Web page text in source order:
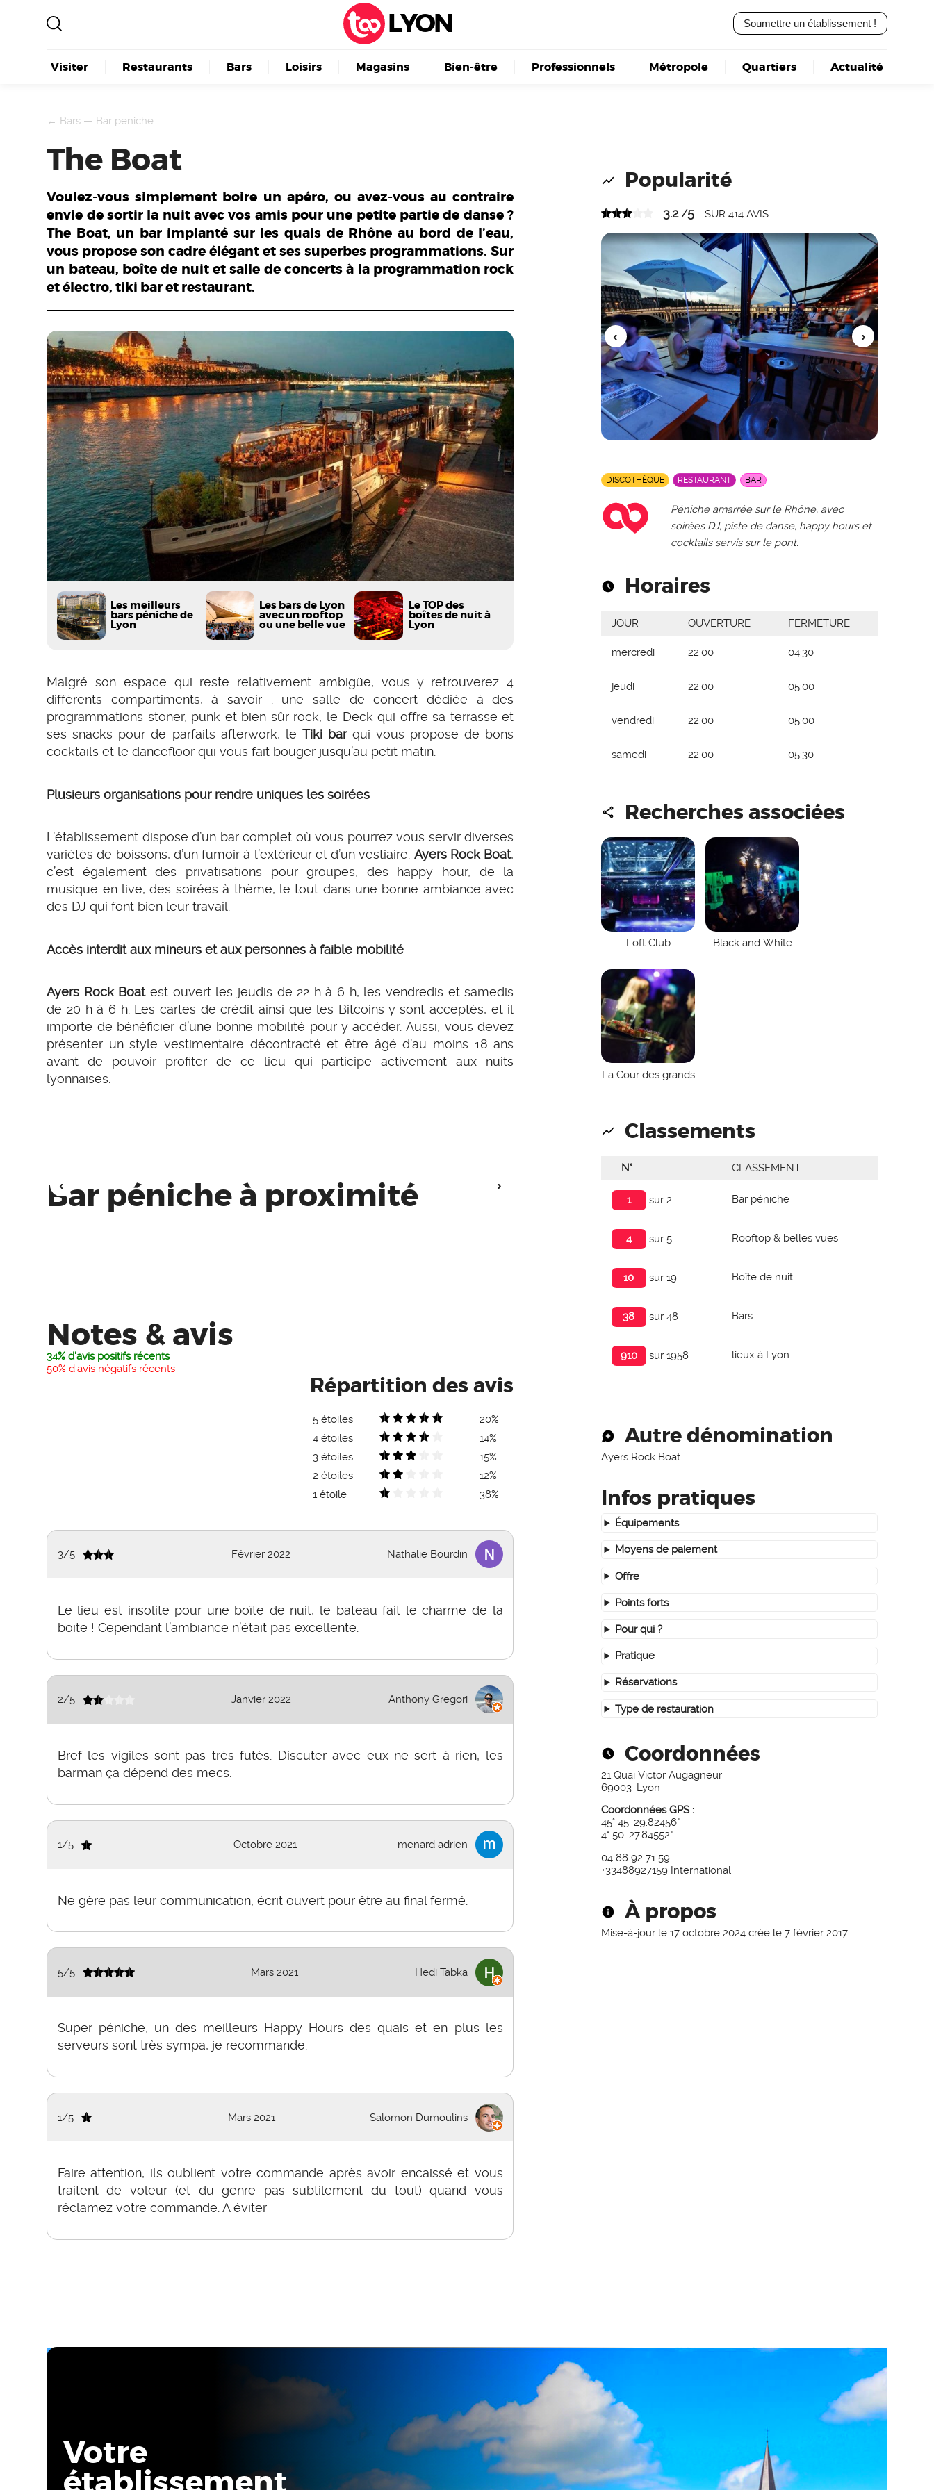
LYON Soumettre un établissement !
Visiter Restaurants Bars Loisirs Magasins Bien-être Professionnels Métropole Quartiers Actualité
← Bars — Bar péniche
The Boat
Voulez-vous simplement boire un apéro, ou avez-vous au contraire
envie de sortir la nuit avec vos amis pour une petite partie de danse ?
The Boat, un bar implanté sur les quais de Rhône au bord de l’eau,
vous propose son cadre élégant et ses superbes programmations. Sur
un bateau, boîte de nuit et salle de concerts à la programmation rock
et électro, tiki bar et restaurant.
Les meilleurs
bars péniche de
Lyon
Les bars de Lyon
avec un rooftop
ou une belle vue
Le TOP des
boîtes de nuit à
Lyon
Malgré son espace qui reste relativement ambigüe, vous y retrouverez 4
différents compartiments, à savoir : une salle de concert dédiée à des
programmations stoner, punk et bien sûr rock, le Deck qui offre sa terrasse et
ses snacks pour de parfaits afterwork, le Tiki barqui vous propose de bons
cocktails et le dancefloor qui vous fait bouger jusqu’au petit matin.
Plusieurs organisations pour rendre uniques les soirées
L’établissement dispose d’un bar complet où vous pourrez vous servir diverses
variétés de boissons, d’un fumoir à l’extérieur et d’un vestiaire. Ayers Rock Boat,
c’est également des privatisations pour groupes, des happy hour, de la
musique en live, des soirées à thème, le tout dans une bonne ambiance avec
des DJ qui font bien leur travail.
Accès interdit aux mineurs et aux personnes à faible mobilité
Ayers Rock Boatest ouvert les jeudis de 22 h à 6 h, les vendredis et samedis
de 20 h à 6 h. Les cartes de crédit ainsi que les Bitcoins y sont acceptés, et il
importe de bénéficier d’une bonne mobilité pour y accéder. Aussi, vous devez
présenter un style vestimentaire décontracté et être âgé d’au moins 18 ans
avant de pouvoir profiter de ce lieu qui participe activement aux nuits
lyonnaises.
Bar péniche à proximité
Notes & avis
34% d'avis positifs récents
50% d'avis négatifs récents
Répartition des avis
5 étoiles
20%
4 étoiles
14%
3 étoiles
15%
2 étoiles
12%
1 étoile
38%
3/5 Février 2022 Nathalie Bourdin
Le lieu est insolite pour une boîte de nuit, le bateau fait le charme de la
boite ! Cependant l’ambiance n’était pas excellente.
2/5 Janvier 2022 Anthony Gregori
Bref les vigiles sont pas très futés. Discuter avec eux ne sert à rien, les
barman ça dépend des mecs.
1/5 Octobre 2021 menard adrien
Ne gère pas leur communication, écrit ouvert pour être au final fermé.
5/5 Mars 2021 Hedi Tabka
Super péniche, un des meilleurs Happy Hours des quais et en plus les
serveurs sont très sympa, je recommande.
1/5 Mars 2021 Salomon Dumoulins
Faire attention, ils oublient votre commande après avoir encaissé et vous
traitent de voleur (et du genre pas subtilement du tout) quand vous
réclamez votre commande. A éviter
Popularité
3.2/5 SUR414 AVIS
DISCOTHÈQUE RESTAURANT BAR
Péniche amarrée sur le Rhône, avec
soirées DJ, piste de danse, happy hours et
cocktails servis sur le pont.
Horaires
JOUR OUVERTURE FERMETURE
mercredi 22:00 04:30
jeudi 22:00 05:00
vendredi 22:00 05:00
samedi 22:00 05:30
Recherches associées
Loft Club Black and White
La Cour des grands
Classements
N° CLASSEMENT
1 sur 2 Bar péniche
4 sur 5 Rooftop & belles vues
10 sur 19 Boîte de nuit
38 sur 48 Bars
910 sur 1958 lieux à Lyon
Autre dénomination
Ayers Rock Boat
Infos pratiques
Équipements
Moyens de paiement
Offre
Points forts
Pour qui ?
Pratique
Réservations
Type de restauration
Coordonnées
21 Quai Victor Augagneur
69003 Lyon
Coordonnées GPS :
45° 45' 29.82456"
4° 50' 27.84552"
04 88 92 71 59
+33488927159 International
À propos
Mise-à-jour le 17 octobre 2024créé le 7 février 2017
Votre